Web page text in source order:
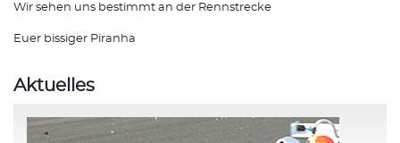
Wir sehen uns bestimmt an der Rennstrecke
Euer bissiger Piranha
Aktuelles